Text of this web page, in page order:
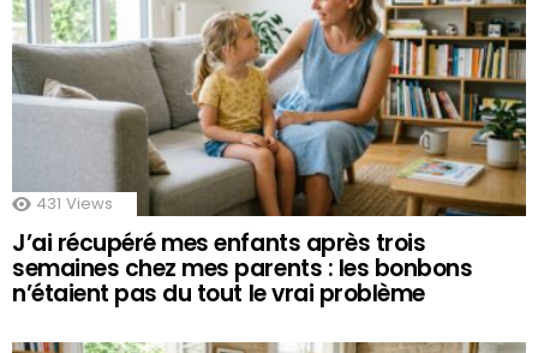
431 Views
J’ai récupéré mes enfants après trois
semaines chez mes parents : les bonbons
n’étaient pas du tout le vrai problème